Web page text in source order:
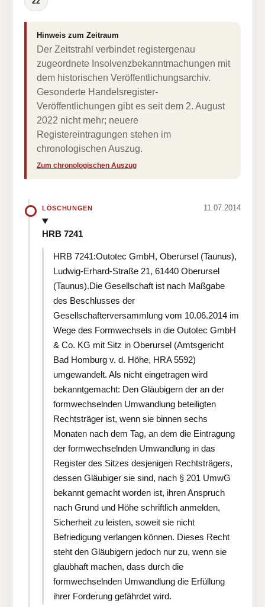
Hinweis zum Zeitraum
Der Zeitstrahl verbindet registergenau
zugeordnete Insolvenzbekanntmachungen mit
dem historischen Veröffentlichungsarchiv.
Gesonderte Handelsregister-
Veröffentlichungen gibt es seit dem 2. August
2022 nicht mehr; neuere
Registereintragungen stehen im
chronologischen Auszug.
Zum chronologischen Auszug
LÖSCHUNGEN 11.07.2014
HRB 7241
HRB 7241:Outotec GmbH, Oberursel (Taunus),
Ludwig-Erhard-Straße 21, 61440 Oberursel
(Taunus).Die Gesellschaft ist nach Maßgabe
des Beschlusses der
Gesellschafterversammlung vom 10.06.2014 im
Wege des Formwechsels in die Outotec GmbH
& Co. KG mit Sitz in Oberursel (Amtsgericht
Bad Homburg v. d. Höhe, HRA 5592)
umgewandelt. Als nicht eingetragen wird
bekanntgemacht: Den Gläubigern der an der
formwechselnden Umwandlung beteiligten
Rechtsträger ist, wenn sie binnen sechs
Monaten nach dem Tag, an dem die Eintragung
der formwechselnden Umwandlung in das
Register des Sitzes desjenigen Rechtsträgers,
dessen Gläubiger sie sind, nach § 201 UmwG
bekannt gemacht worden ist, ihren Anspruch
nach Grund und Höhe schriftlich anmelden,
Sicherheit zu leisten, soweit sie nicht
Befriedigung verlangen können. Dieses Recht
steht den Gläubigern jedoch nur zu, wenn sie
glaubhaft machen, dass durch die
formwechselnden Umwandlung die Erfüllung
ihrer Forderung gefährdet wird.